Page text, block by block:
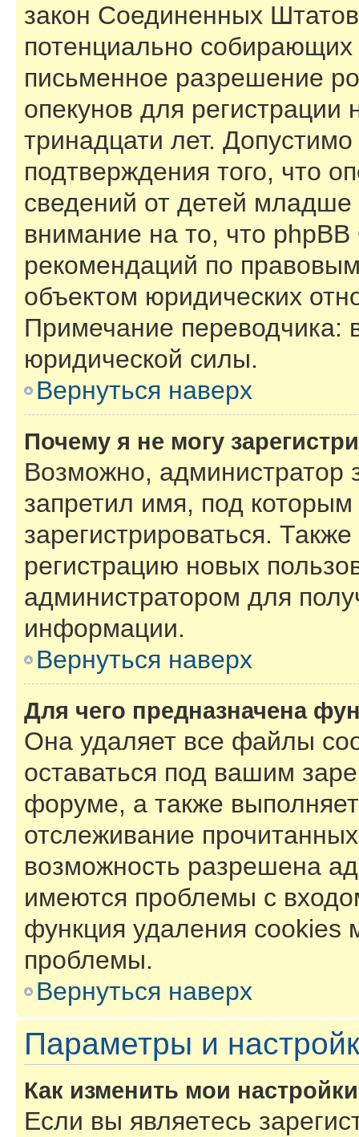
закон Соединенных
потенциально
письменное разрешение
опекунов для
тринадцати лет.
подтверждения того, что
сведений от детей младше
внимание на то, что
рекомендаций по
объектом юридических
Примечание переводчика:
юридической силы.
Вернуться наверх
Почему я не могу
Возможно, администратор
запретил имя, под
зарегистрироваться.
регистрацию новых
администратором для
информации.
Вернуться наверх
Для чего предназначена
Она удаляет все файлы
оставаться под вашим
форуме, а также
отслеживание
возможность разрешена
имеются проблемы с
функция удаления cookies
проблемы.
Вернуться наверх
Параметры и
Как изменить мои
Если вы являетесь